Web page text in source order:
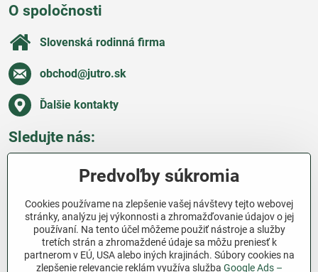
O spoločnosti
Slovenská rodinná firma
obchod​@jutro​.sk
Ďalšie kontakty
Sledujte nás:
Všetko o nákupe
Ďakujeme za podporu
Sme slovenský e-shop bez dotácií​. Fungujeme len
Predvoľby súkromia
Cookies používame na zlepšenie vašej návštevy tejto webovej
stránky, analýzu jej výkonnosti a zhromažďovanie údajov o jej
používaní. Na tento účel môžeme použiť nástroje a služby
tretích strán a zhromaždené údaje sa môžu preniesť k
partnerom v EÚ, USA alebo iných krajinách. Súbory cookies na
zlepšenie relevancie reklám využíva služba Google Ads –